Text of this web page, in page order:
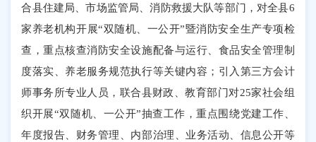
合县住建局、市场监管局、消防救援大队等部门，对全县6
家养老机构开展“双随机、一公开”暨消防安全生产专项检
查，重点核查消防安全设施配备与运行、食品安全管理制
度落实、养老服务规范执行等关键内容；引入第三方会计
师事务所专业人员，联合县财政、教育部门对25家社会组
织开展“双随机、一公开”抽查工作，重点围绕党建工作、
年度报告、财务管理、内部治理、业务活动、信息公开等